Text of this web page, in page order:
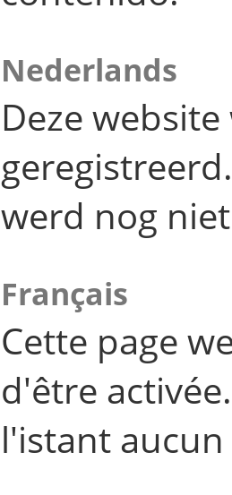
Nederlands
Deze
werd nog
Français
Cette page
d'être
l'istant